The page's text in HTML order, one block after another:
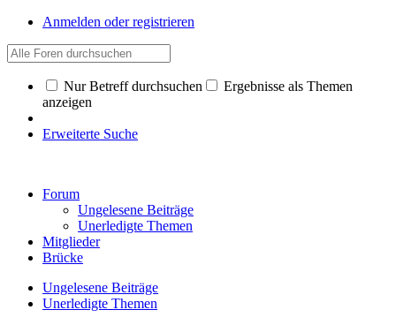
Anmelden oder registrieren
Nur Betreff durchsuchen
Ergebnisse als Themen
anzeigen
Erweiterte Suche
Forum
Ungelesene Beiträge
Unerledigte Themen
Mitglieder
Brücke
Ungelesene Beiträge
Unerledigte Themen